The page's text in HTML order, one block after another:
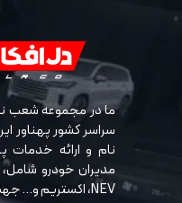
ما در مجموعه شعب
سراسر کشور پهناور
نام و ارائه
مدیران خودرو
NEV، اکستریم و… جهت ثبت نام با ما تماس بگیرید.